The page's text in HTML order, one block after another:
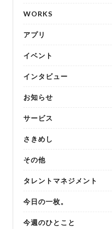
WORKS
アプリ
イベント
インタビュー
お知らせ
サービス
さきめし
その他
タレントマネジメント
今日の一枚。
今週のひとこと